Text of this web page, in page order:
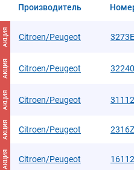
Производитель
АКЦИЯ Citroen/Peugeot
АКЦИЯ Citroen/Peugeot
АКЦИЯ Citroen/Peugeot
АКЦИЯ Citroen/Peugeot
АКЦИЯ Citroen/Peugeot